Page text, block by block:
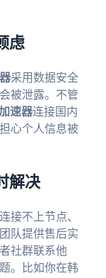
虑
采用数据安全
被泄露。不管
速器连接国内
心个人信息被
解决
接不上节点、
队提供售后实
社群联系他
。比如你在韩